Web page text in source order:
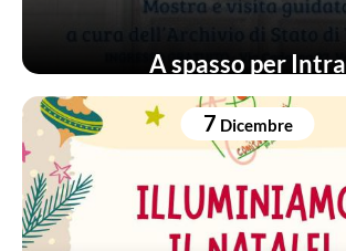
A spasso per Intra
7 Dicembre